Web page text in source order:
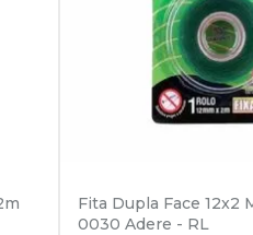
Fita Dupla Face 12x2
0030 Adere - RL